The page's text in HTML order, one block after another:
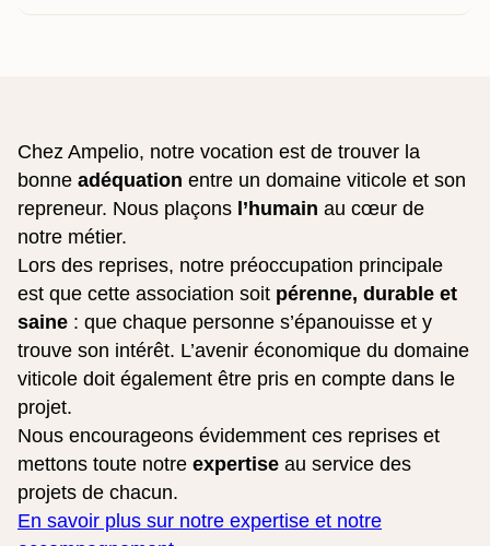
Chez Ampelio, notre vocation est de trouver la
bonne adéquation entre un domaine viticole et son
repreneur. Nous plaçons l’humain au cœur de
notre métier.
Lors des reprises, notre préoccupation principale
est que cette association soit pérenne, durable et
saine : que chaque personne s’épanouisse et y
trouve son intérêt. L’avenir économique du domaine
viticole doit également être pris en compte dans le
projet.
Nous encourageons évidemment ces reprises et
mettons toute notre expertise au service des
projets de chacun.
En savoir plus sur notre expertise et notre